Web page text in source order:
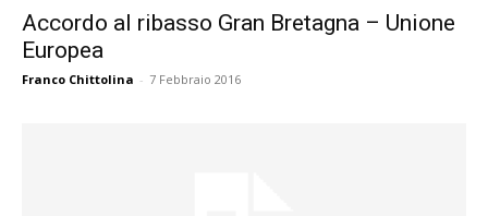
Accordo al ribasso Gran Bretagna – Unione
Europea
Franco Chittolina - 7 Febbraio 2016